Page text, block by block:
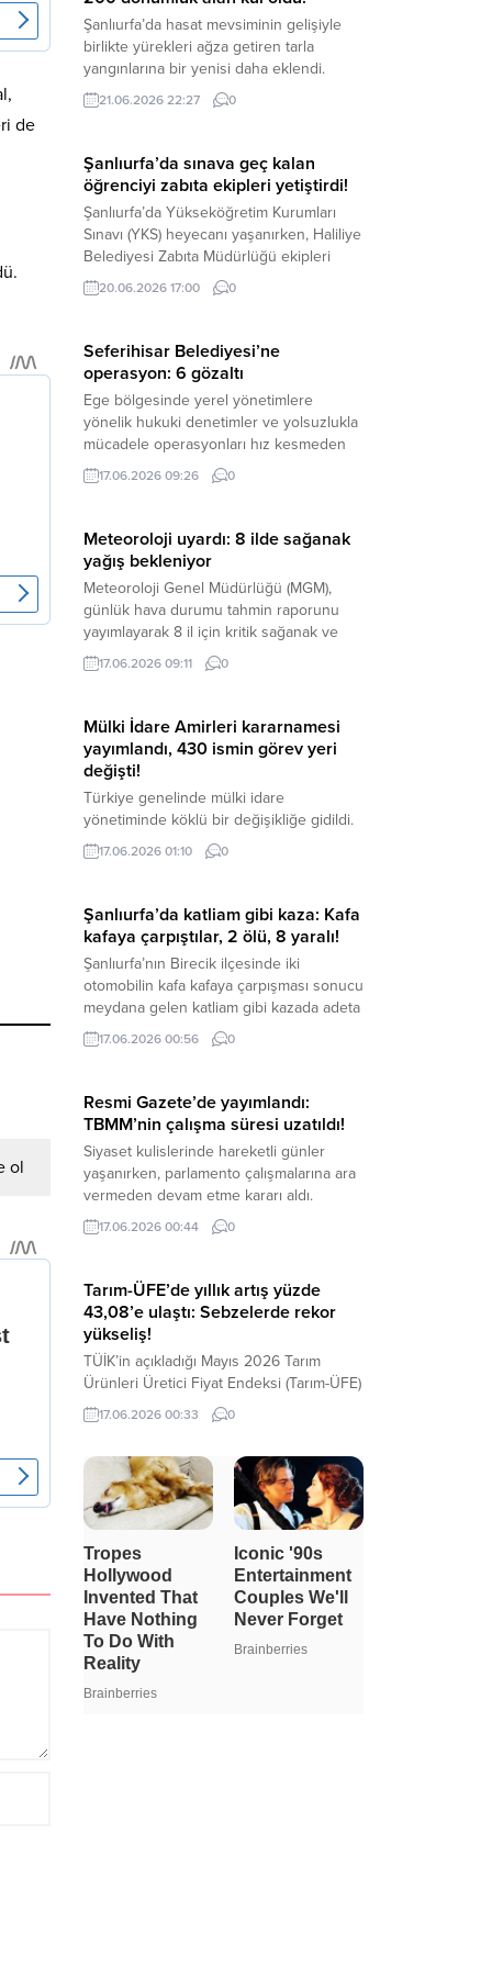
de
ol
kaynaklanan mal varlığı değerlerini
aklama” ve “örgüt” suçlamaları
kapsamında derinleştirildiği bildirildi.
Haber Merkezi – Soruşturmanın
Şanlıurfa’da hasat mevsiminin gelişiyle
birlikte yürekleri ağza getiren tarla
yangınlarına bir yenisi daha eklendi.
Hilvan ilçesinde çıkan yangında, 50
dönümü biçilmemiş buğday olmak üzere
teslim olarak küle döndü. Haber Merkezi
– Yangın, Şanlıurfa’nın Hilvan ilçesine
bağlı Agilmuz köyünde meydana geldi.
Edinilen bilgilere göre, henüz
belirlenemeyen...
21.06.2026 22:27 0
Şanlıurfa’da sınava geç kalan
öğrenciyi zabıta ekipleri yetiştirdi!
Şanlıurfa’da Yükseköğretim Kurumları
Sınavı (YKS) heyecanı yaşanırken, Haliliye
Belediyesi Zabıta Müdürlüğü ekipleri
geleceğini belirleyecek sınava geç kalma
tehlikesiyle karşı karşıya kalan bir
Haber Merkezi – Geleceklerini
şekillendirmek için YKS salonlarının
yolunu tutan binlerce aday arasında,
sınav yerine zamanında ulaşamayan bir
öğrenci büyük bir panik yaşadı....
20.06.2026 17:00 0
Seferihisar Belediyesi’ne
operasyon: 6 gözaltı
Ege bölgesinde yerel yönetimlere
yönelik hukuki denetimler ve yolsuzlukla
mücadele operasyonları hız kesmeden
devam ediyor. İzmir’in turistik ilçelerinden
Seferihisar Belediyesi, sabah saatlerinde
operasyonuyla sarsıldı. Haber Merkezi –
İzmir Cumhuriyet Başsavcılığı
koordinesinde yürütülen geniş kapsamlı
yolsuzluk ve mali suçlar soruşturması
kapsamında düğmeye basıldı. Edinilen ilk
bilgilere göre,...
17.06.2026 09:26 0
Meteoroloji uyardı: 8 ilde sağanak
yağış bekleniyor
Meteoroloji Genel Müdürlüğü (MGM),
günlük hava durumu tahmin raporunu
yayımlayarak 8 il için kritik sağanak ve
gök gürültülü sağanak yağış uyarısında
bulundu. Yağışların yerel olarak etkili
sel, su baskını ve yıldırım düşmesi gibi
olumsuzluklara karşı tedbirli olmaları
istendi. Haber Merkezi – Meteoroloji
Genel Müdürlüğü’nün son hava...
17.06.2026 09:11 0
Mülki İdare Amirleri kararnamesi
yayımlandı, 430 ismin görev yeri
değişti!
Türkiye genelinde mülki idare
yönetiminde köklü bir değişikliğe gidildi.
İçişleri Bakanlığı merkez ve taşra
teşkilatında görev yapan yüzlerce vali
İdare Amirleri Atama Kararnamesi, Resmi
Gazete’de yayımlanarak resmen
yürürlüğe girdi. Haber Merkezi – Resmi
Gazete’de yayımlanan kararname
doğrultusunda, İçişleri Bakanlığı
bünyesindeki 430 mülki idare amirinin
görev...
17.06.2026 01:10 0
Şanlıurfa’da katliam gibi kaza: Kafa
kafaya çarpıştılar, 2 ölü, 8 yaralı!
Şanlıurfa’nın Birecik ilçesinde iki
otomobilin kafa kafaya çarpışması sonucu
meydana gelen katliam gibi kazada adeta
can pazarı yaşandı. Her iki aracın da
demir yığınına döndüğü feci kazada 2 kişi
Haber Merkezi – Kaza, Birecik-Suruç D-
400 kara yolunun Yanaloba mevkisinde
meydana geldi. Edinilen bilgilere göre,...
17.06.2026 00:56 0
Resmi Gazete’de yayımlandı:
TBMM’nin çalışma süresi uzatıldı!
Siyaset kulislerinde hareketli günler
yaşanırken, parlamento çalışmalarına ara
vermeden devam etme kararı aldı.
Normal şartlarda 1 Temmuz’da tatile
girmesi beklenen Türkiye Büyük Millet
Genel Kurul kararıyla uzatıldı. İlgili karar
Resmi Gazete’de yayımlanarak resmen
yürürlüğe girdi. Haber Merkezi – Türkiye
Büyük Millet Meclisi’nin tatil takviminde
değişikliğe...
17.06.2026 00:44 0
Tarım-ÜFE’de yıllık artış yüzde
43,08’e ulaştı: Sebzelerde rekor
yükseliş!
TÜİK’in açıkladığı Mayıs 2026 Tarım
Ürünleri Üretici Fiyat Endeksi (Tarım-ÜFE)
verilerine göre üretici fiyatları yıllık bazda
yüzde 43,08 oranında arttı. En yüksek
bitkiler grubunda kaydedilirken, aylık
bazda en dikkat çekici yükseliş canlı
kümes hayvanları ve yumurta grubunda
İstatistik...
17.06.2026 00:33 0